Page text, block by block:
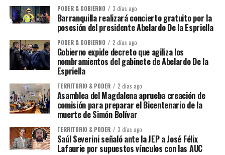
PODER & GOBIERNO 3 días ago
Barranquilla realizará concierto gratuito por la
posesión del presidente Abelardo De la Espriella
PODER & GOBIERNO 2 días ago
Gobierno expide decreto que agiliza los
nombramientos del gabinete de Abelardo De la
Espriella
TERRITORIO & PODER 2 días ago
Asamblea del Magdalena aprueba creación de
comisión para preparar el Bicentenario de la
muerte de Simón Bolívar
TERRITORIO & PODER 3 días ago
Saúl Severini señaló ante la JEP a José Félix
Lafaurie por supuestos vínculos con las AUC